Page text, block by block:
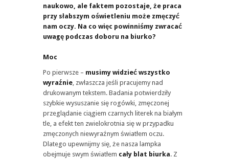
naukowo, ale faktem pozostaje, że praca
przy słabszym oświetleniu może zmęczyć
nam oczy. Na co więc powinniśmy zwracać
uwagę podczas doboru na biurko?
Moc
Po pierwsze – musimy widzieć wszystko
wyraźnie, zwłaszcza jeśli pracujemy nad
drukowanym tekstem. Badania potwierdziły
szybkie wysuszanie się rogówki, zmęczonej
przeglądanie ciągiem czarnych literek na białym
tle, a efekt ten zwielokrotnia się w przypadku
zmęczonych niewyraźnym światłem oczu.
Dlatego upewnijmy się, że nasza lampka
obejmuje swym światłem cały blat biurka. Z